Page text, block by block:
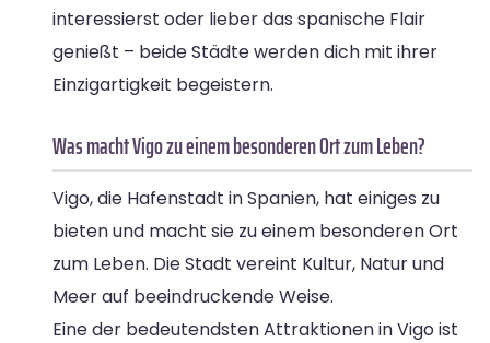
interessierst oder lieber das spanische Flair
genießt – beide Städte werden dich mit ihrer
Einzigartigkeit begeistern.
Was macht Vigo zu einem besonderen Ort zum Leben?
Vigo, die Hafenstadt in Spanien, hat einiges zu
bieten und macht sie zu einem besonderen Ort
zum Leben. Die Stadt vereint Kultur, Natur und
Meer auf beeindruckende Weise.
Eine der bedeutendsten Attraktionen in Vigo ist